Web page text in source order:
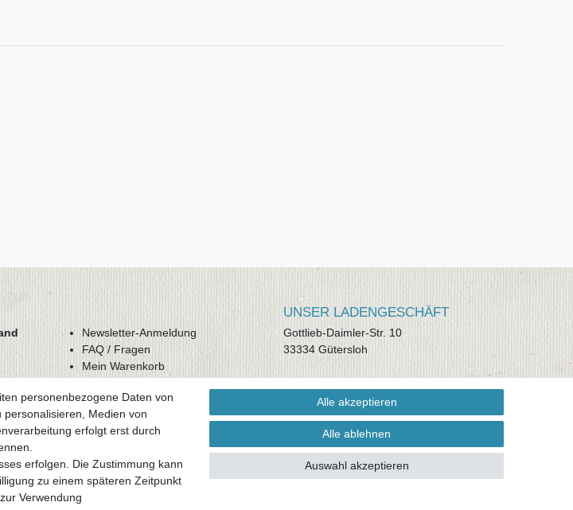
Newsletter-Anmeldung
FAQ / Fragen
Mein Warenkorb
Mein Konto
UNSER LADENGESCHÄFT
Gottlieb-Daimler-Str. 10
33334 Gütersloh
ÖFFNUNGSZEITEN
Montag - Dienstag: 8.00 - 18.00 Uhr,
Mittwoch Ruhetag, Donnerstag: 8.00 -
18.00 Uhr, Freitag 8.00 - 14.00 Uhr
KUNDENSERVICE
personenbezogene Daten von
Medien von
erfolgt erst durch
erfolgen. Die Zustimmung kann
zu einem späteren Zeitpunkt
Verwendung
Alle akzeptieren
Alle ablehnen
Auswahl akzeptieren